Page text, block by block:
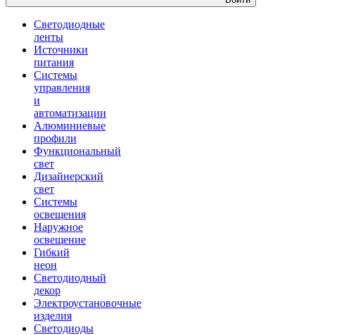
Светодиодные
ленты
Источники
питания
Системы
управления
и
автоматизации
Алюминиевые
профили
Функциональный
свет
Дизайнерский
свет
Системы
освещения
Наружное
освещение
Гибкий
неон
Светодиодный
декор
Электроустановочные
изделия
Светодиоды